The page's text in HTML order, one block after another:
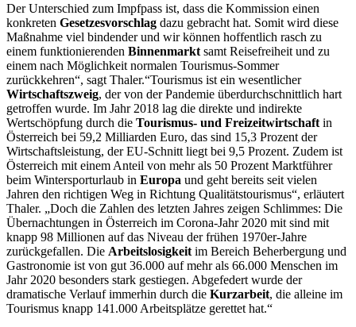
Der Unterschied zum Impfpass ist, dass die Kommission einen
konkreten Gesetzesvorschlag dazu gebracht hat. Somit wird diese
Maßnahme viel bindender und wir können hoffentlich rasch zu
einem funktionierenden Binnenmarkt samt Reisefreiheit und zu
einem nach Möglichkeit normalen Tourismus-Sommer
zurückkehren“, sagt Thaler.“Tourismus ist ein wesentlicher
Wirtschaftszweig, der von der Pandemie überdurchschnittlich hart
getroffen wurde. Im Jahr 2018 lag die direkte und indirekte
Wertschöpfung durch die Tourismus- und Freizeitwirtschaft in
Österreich bei 59,2 Milliarden Euro, das sind 15,3 Prozent der
Wirtschaftsleistung, der EU-Schnitt liegt bei 9,5 Prozent. Zudem ist
Österreich mit einem Anteil von mehr als 50 Prozent Marktführer
beim Wintersporturlaub in Europa und geht bereits seit vielen
Jahren den richtigen Weg in Richtung Qualitätstourismus“, erläutert
Thaler. „Doch die Zahlen des letzten Jahres zeigen Schlimmes: Die
Übernachtungen in Österreich im Corona-Jahr 2020 mit sind mit
knapp 98 Millionen auf das Niveau der frühen 1970er-Jahre
zurückgefallen. Die Arbeitslosigkeit im Bereich Beherbergung und
Gastronomie ist von gut 36.000 auf mehr als 66.000 Menschen im
Jahr 2020 besonders stark gestiegen. Abgefedert wurde der
dramatische Verlauf immerhin durch die Kurzarbeit, die alleine im
Tourismus knapp 141.000 Arbeitsplätze gerettet hat.“